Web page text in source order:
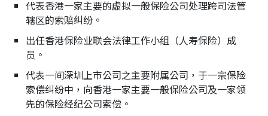
代表香港一家主要的虚拟一般保险公司处理跨司法管
辖区的索赔纠纷。
出任香港保险业联会法律工作小组（人寿保险）成
员。
代表一间深圳上市公司之主要附属公司，于一宗保险
索偿纠纷中，向香港一家主要一般保险公司及一家领
先的保险经纪公司索偿。